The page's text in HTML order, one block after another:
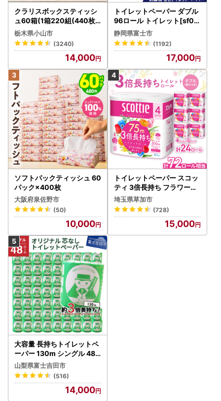
クラリスボックスティッシ
ュ60箱(1箱220組(440枚))
(5個入り×12セット)【配送
不可地域：離島・沖縄県】
【1256759】
栃木県小山市
(3240)
14,000
トイレットペーパー ダブル
96ロール トイレット[sf00
1-012]
静岡県富士市
(1192)
17,000
ソフトパックティッシュ 60
パック×400枚
大阪府泉佐野市
(50)
10,000
トイレットペーパー スコッ
ティ 3倍長持ち フラワーパ
ック 4ロール×6P
埼玉県草加市
(728)
15,000
大容量 長持ちトイレットペ
ーパー 130m シングル 48R
芯なし 3倍巻 トイレット
山梨県富士吉田市
(516)
14,000